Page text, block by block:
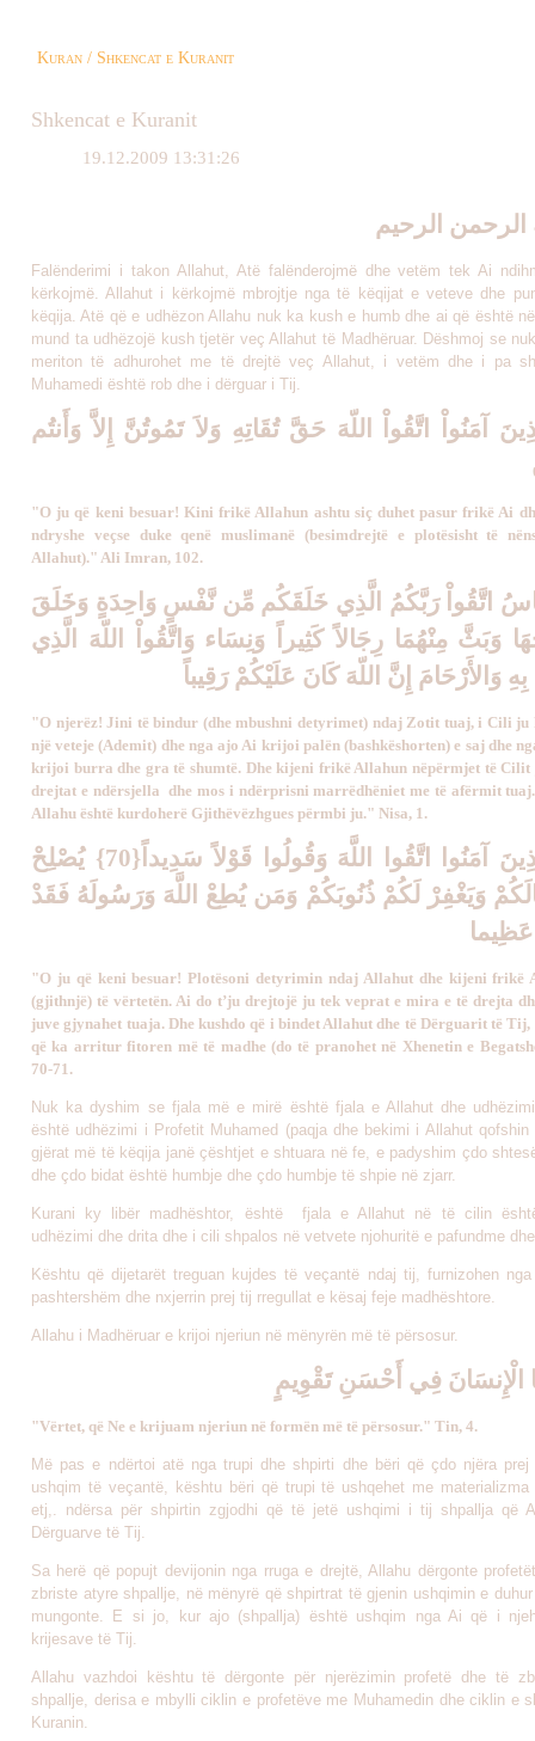
Kuran / Shkencat e Kuranit
Shkencat e Kuranit
19.12.2009 13:31:26
الرحمن الرحيم
Falënderimi i takon Allahut, Atë falënderojmë dhe vetëm tek Ai
kërkojmë. Allahut i kërkojmë mbrojtje nga të këqijat e veteve dhe
këqija. Atë që e udhëzon Allahu nuk ka kush e humb dhe ai që është
mund ta udhëzojë kush tjetër veç Allahut të Madhëruar. Dëshmoj se
meriton të adhurohet me të drejtë veç Allahut, i vetëm dhe i pa
Muhamedi është rob dhe i dërguar i Tij.
آمَنُواْ اتَّقُواْ اللّهَ حَقَّ تُقَاتِهِ وَلاَ تَمُوتُنَّ إِلاَّ وَأَنتُم
"O ju që keni besuar! Kini frikë Allahun ashtu siç duhet pasur frikë Ai
ndryshe veçse duke qenë muslimanë (besimdrejtë e plotësisht të
Allahut)." Ali Imran, 102.
اتَّقُواْ رَبَّكُمُ الَّذِي خَلَقَكُم مِّن نَّفْسٍ وَاحِدَةٍ وَخَلَقَ
وَبَثَّ مِنْهُمَا رِجَالاً كَثِيراً وَنِسَاء وَاتَّقُواْ اللّهَ الَّذِي
وَالأَرْحَامَ إِنَّ اللّهَ كَانَ عَلَيْكُمْ رَقِيباً
"O njerëz! Jini të bindur (dhe mbushni detyrimet) ndaj Zotit tuaj, i Cili
një veteje (Ademit) dhe nga ajo Ai krijoi palën (bashkëshorten) e saj dhe
krijoi burra dhe gra të shumtë. Dhe kijeni frikë Allahun nëpërmjet të
drejtat e ndërsjella dhe mos i ndërprisni marrëdhëniet me të afërmit
Allahu është kurdoherë Gjithëvëzhgues përmbi ju." Nisa, 1.
يَا أَيُّهَا الَّذِينَ آمَنُوا اتَّقُوا اللَّهَ وَقُولُوا قَوْلاً سَدِيداً{70} يُصْلِحْ
وَيَغْفِرْ لَكُمْ ذُنُوبَكُمْ وَمَن يُطِعْ اللَّهَ وَرَسُولَهُ فَقَدْ
"O ju që keni besuar! Plotësoni detyrimin ndaj Allahut dhe kijeni frikë
(gjithnjë) të vërtetën. Ai do t’ju drejtojë ju tek veprat e mira e të drejta
juve gjynahet tuaja. Dhe kushdo që i bindet Allahut dhe të Dërguarit të Tij,
që ka arritur fitoren më të madhe (do të pranohet në Xhenetin e
70-71.
Nuk ka dyshim se fjala më e mirë është fjala e Allahut dhe
është udhëzimi i Profetit Muhamed (paqja dhe bekimi i Allahut
gjërat më të këqija janë çështjet e shtuara në fe, e padyshim çdo
dhe çdo bidat është humbje dhe çdo humbje të shpie në zjarr.
Kurani ky libër madhështor, është fjala e Allahut në të cilin
udhëzimi dhe drita dhe i cili shpalos në vetvete njohuritë e pafundme
Kështu që dijetarët treguan kujdes të veçantë ndaj tij, furnizohen
pashtershëm dhe nxjerrin prej tij rregullat e kësaj feje madhështore.
Allahu i Madhëruar e krijoi njeriun në mënyrën më të përsosur.
الْإِنسَانَ فِي أَحْسَنِ تَقْوِيمٍ
"Vërtet, që Ne e krijuam njeriun në formën më të përsosur." Tin, 4.
Më pas e ndërtoi atë nga trupi dhe shpirti dhe bëri që çdo njëra
ushqim të veçantë, kështu bëri që trupi të ushqehet me
etj,. ndërsa për shpirtin zgjodhi që të jetë ushqimi i tij shpallja që
Dërguarve të Tij.
Sa herë që popujt devijonin nga rruga e drejtë, Allahu dërgonte
zbriste atyre shpallje, në mënyrë që shpirtrat të gjenin ushqimin e
mungonte. E si jo, kur ajo (shpallja) është ushqim nga Ai që i
krijesave të Tij.
Allahu vazhdoi kështu të dërgonte për njerëzimin profetë dhe të
shpallje, derisa e mbylli ciklin e profetëve me Muhamedin dhe ciklin e
Kuranin.